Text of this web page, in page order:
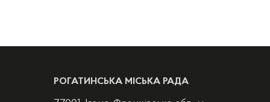
РОГАТИНСЬКА МІСЬКА РАДА